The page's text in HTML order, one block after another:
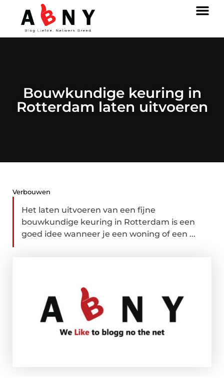
Bouwkundige keuring in
Rotterdam laten uitvoeren
Verbouwen
Het laten uitvoeren van een fijne
bouwkundige keuring in Rotterdam is een
goed idee wanneer je een woning of een ...